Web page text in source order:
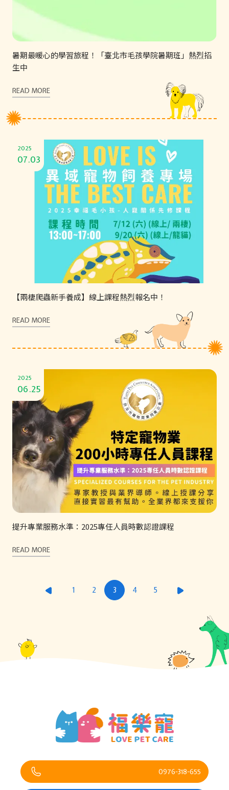
暑期最暖心的學習旅程！「臺北市毛孩學院暑期班」熱烈招
生中
READ MORE
2025
07.03
【兩棲爬蟲新手養成】線上課程熱烈報名中！
READ MORE
2025
06.25
提升專業服務水準：2025專任人員時數認證課程
READ MORE
1 2 3 4 5
0976-318-655